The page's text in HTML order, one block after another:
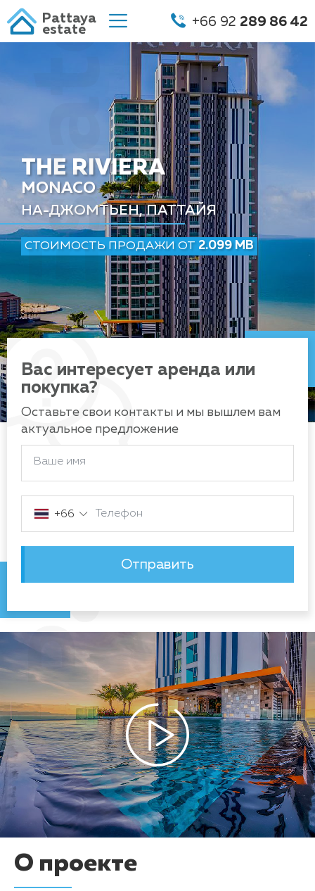
Pattaya
estate
+66 92 289 86 42
THE RIVIERA
MONACO
НА-ДЖОМТЬЕН, ПАТТАЙЯ
СТОИМОСТЬ ПРОДАЖИ ОТ 2.099 MB
Вас интересует аренда или
покупка?
Оставьте свои контакты и мы вышлем вам
актуальное предложение
Ваше имя
+66 Телефон
Отправить
О проекте